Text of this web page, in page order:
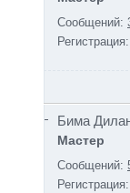
Сообщений:
Регистрация:
Бима
Мастер
Сообщений:
Регистрация: